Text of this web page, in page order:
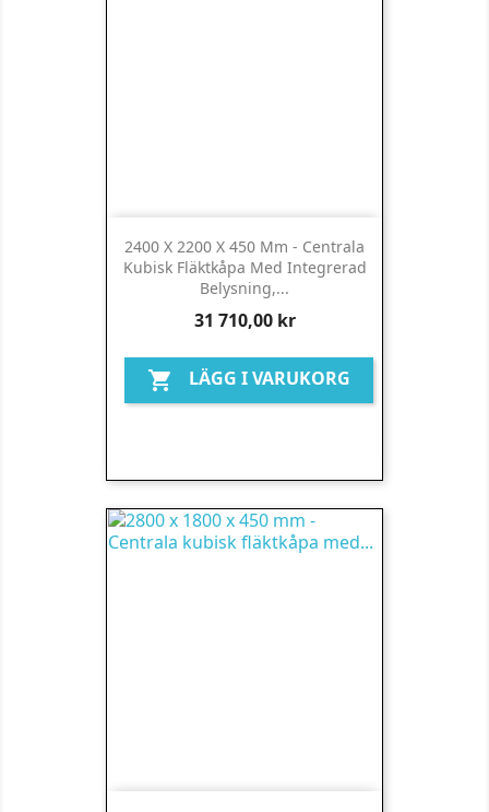
2400 X 2200 X 450 Mm - Centrala
Kubisk Fläktkåpa Med Integrerad
Belysning,...
Pris
31 710,00 kr
 LÄGG I VARUKORG